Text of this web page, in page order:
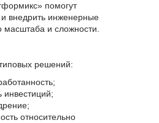
помогут
и внедрить инженерные
и сложности.
решений:
инвестиций;
относительно